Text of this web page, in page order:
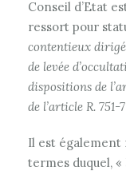
Conseil d’Etat
ressort pour
contentieux
de levée
dispositions de
de l’article R. 751-7
Il est également
termes duquel, «